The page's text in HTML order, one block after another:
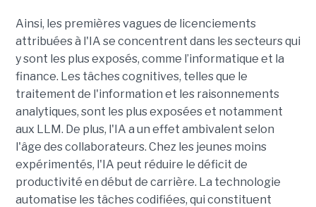
Ainsi, les premières vagues de licenciements
attribuées à l'IA se concentrent dans les secteurs qui
y sont les plus exposés, comme l’informatique et la
finance. Les tâches cognitives, telles que le
traitement de l'information et les raisonnements
analytiques, sont les plus exposées et notamment
aux LLM. De plus, l'IA a un effet ambivalent selon
l'âge des collaborateurs. Chez les jeunes moins
expérimentés, l'IA peut réduire le déficit de
productivité en début de carrière. La technologie
automatise les tâches codifiées, qui constituent